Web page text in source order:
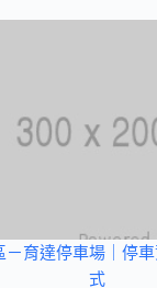
－育達停車場｜停
式